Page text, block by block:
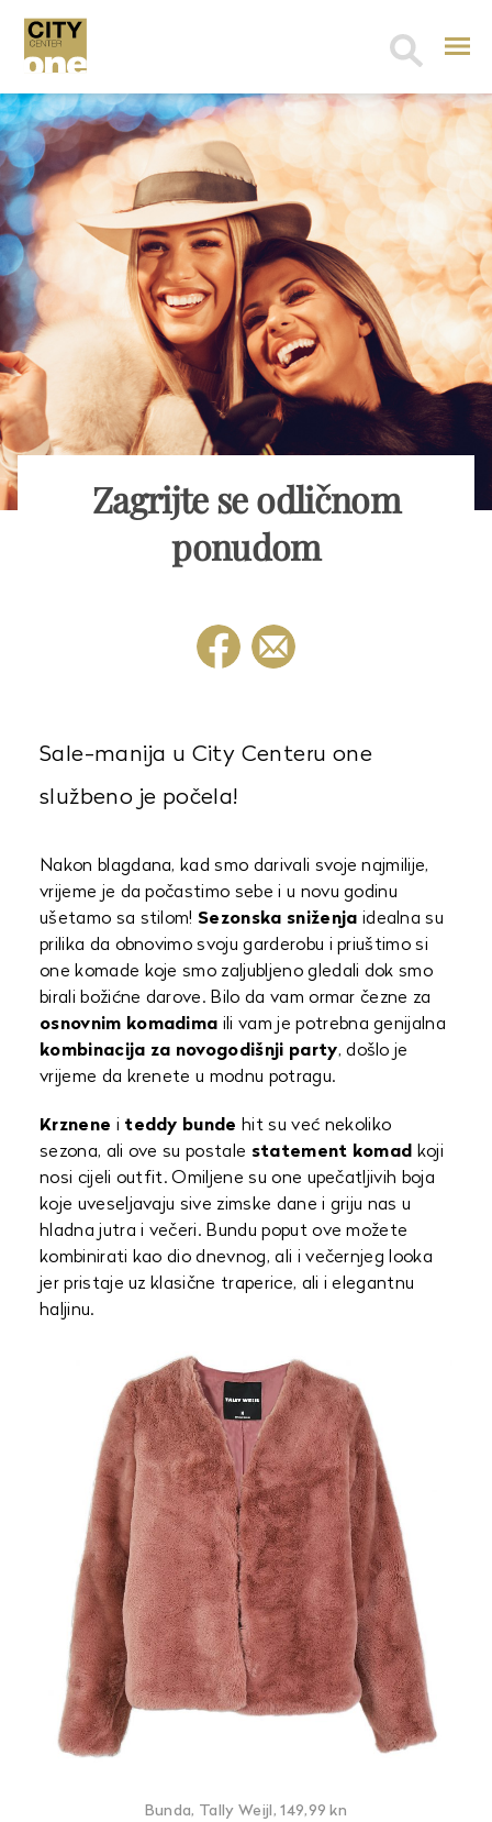
Search
Zagrijte se odličnom
ponudom
Sale-manija u City Centeru one
službeno je počela!
Nakon blagdana, kad smo darivali svoje najmilije,
vrijeme je da počastimo sebe i u novu godinu
ušetamo sa stilom!Sezonska sniženja idealna su
prilika da obnovimo svoju garderobu i priuštimo si
one komade koje smo zaljubljeno gledali dok smo
birali božićne darove. Bilo da vam ormar čezne za
osnovnim komadima ili vam je potrebna genijalna
kombinacija za novogodišnji party, došlo je
vrijeme da krenete u modnu potragu.
Krznene i teddy bunde hit su već nekoliko
sezona, ali ove su postale statement komad koji
nosi cijeli outfit. Omiljene su one upečatljivih boja
koje uveseljavaju sive zimske dane i griju nas u
hladna jutra i večeri. Bundu poput ove možete
kombinirati kao dio dnevnog, ali i večernjeg looka
jer pristaje uz klasične traperice, ali i elegantnu
haljinu.
Bunda, Tally Weijl, 149,99 kn